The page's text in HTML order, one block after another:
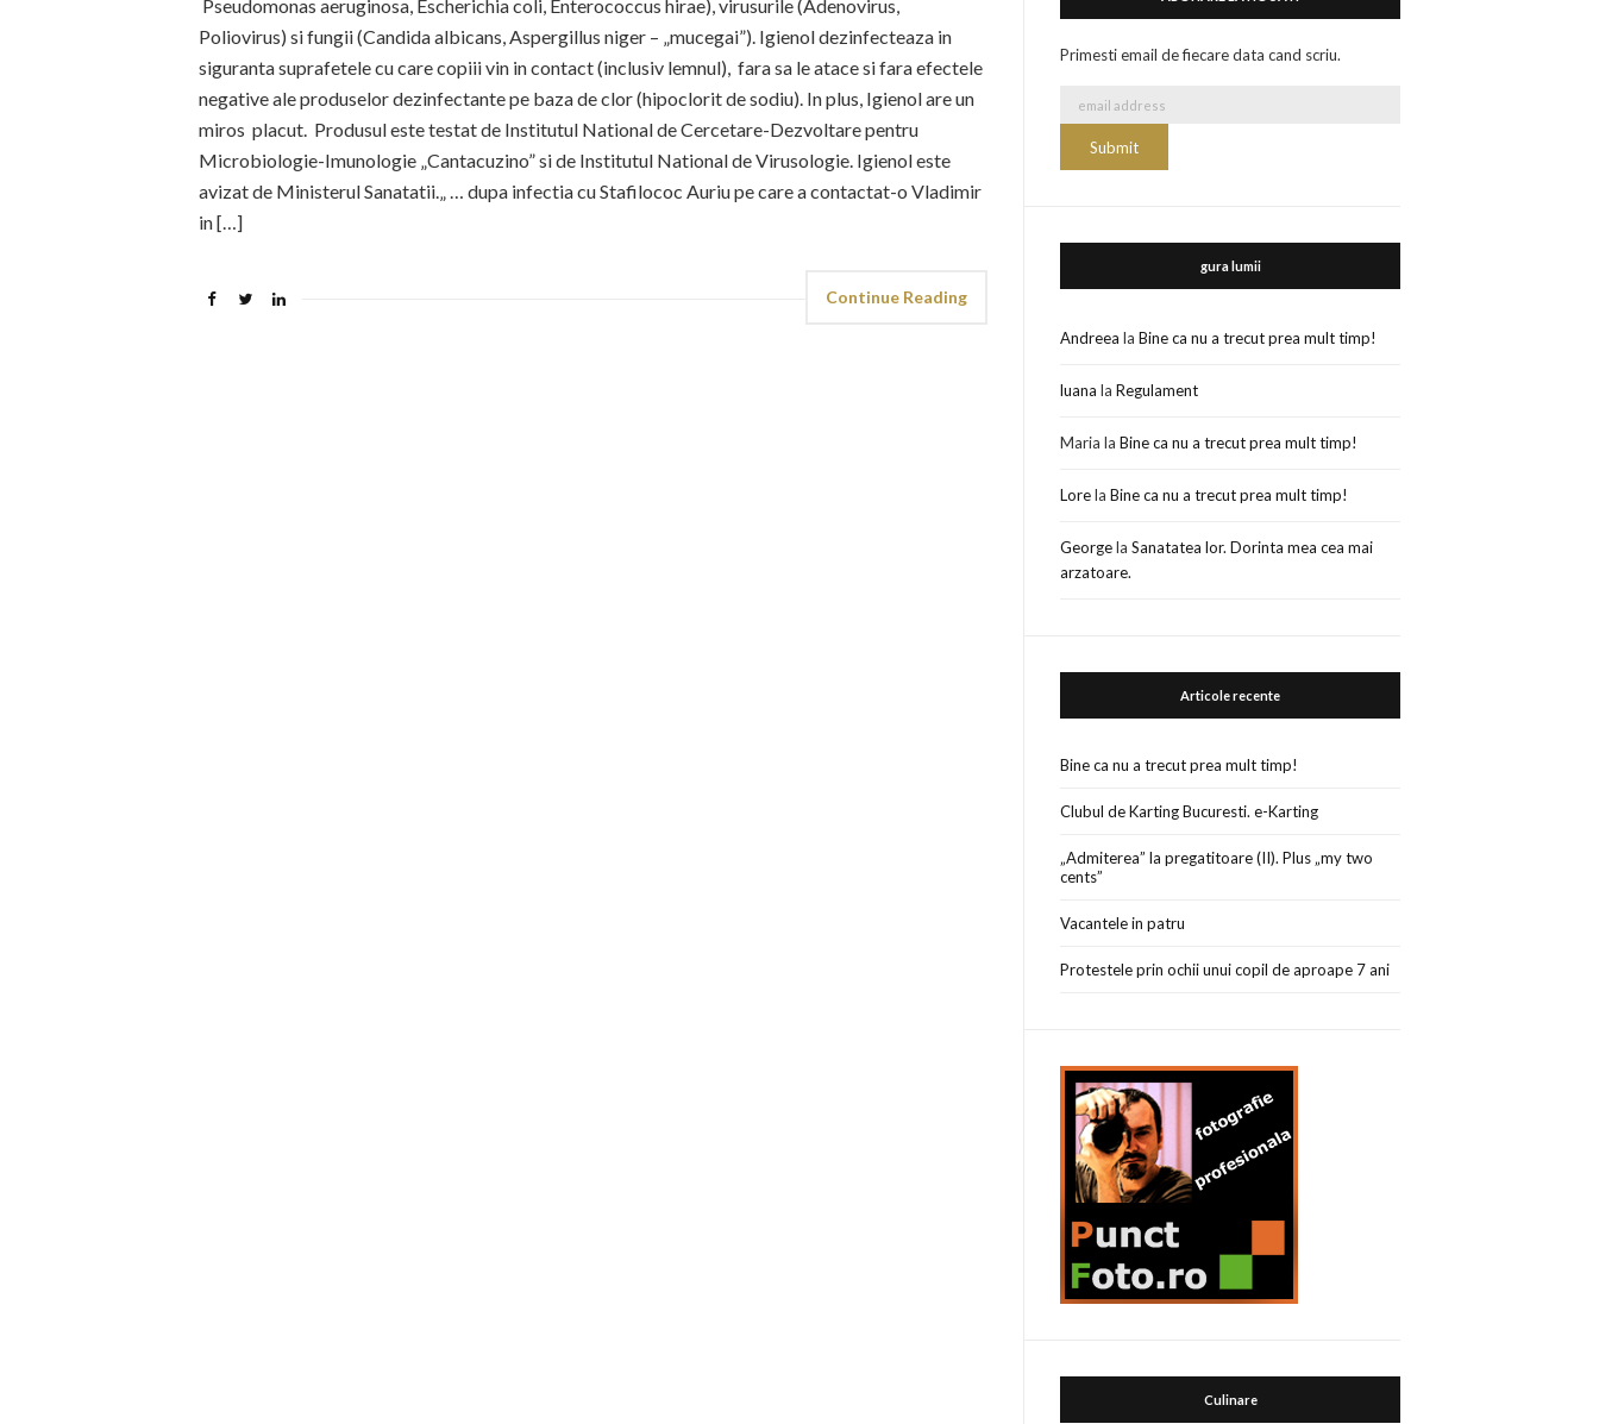
Pseudomonas aeruginosa, Escherichia coli, Enterococcus hirae), virusurile (Adenovirus,
Poliovirus) si fungii (Candida albicans, Aspergillus niger – „mucegai”). Igienol dezinfecteaza in
siguranta suprafetele cu care copiii vin in contact (inclusiv lemnul), fara sa le atace si fara efectele
negative ale produselor dezinfectante pe baza de clor (hipoclorit de sodiu). In plus, Igienol are un
miros placut. Produsul este testat de Institutul National de Cercetare-Dezvoltare pentru
Microbiologie-Imunologie „Cantacuzino” si de Institutul National de Virusologie. Igienol este
avizat de Ministerul Sanatatii.„ … dupa infectia cu Stafilococ Auriu pe care a contactat-o Vladimir
in […]
Continue Reading
Primesti email de fiecare data cand scriu.
gura lumii
Andreea laBine ca nu a trecut prea mult timp!
luana laRegulament
Maria laBine ca nu a trecut prea mult timp!
LorelaBine ca nu a trecut prea mult timp!
GeorgelaSanatatea lor. Dorinta mea cea mai
arzatoare.
Articole recente
Bine ca nu a trecut prea mult timp!
Clubul de Karting Bucuresti. e-Karting
„Admiterea” la pregatitoare (II). Plus „my two
cents”
Vacantele in patru
Protestele prin ochii unui copil de aproape 7 ani
Culinare